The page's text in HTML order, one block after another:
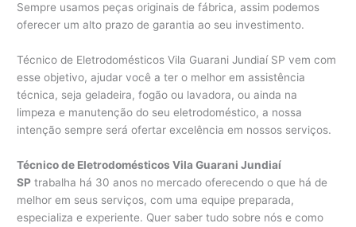
Sempre usamos peças originais de fábrica, assim podemos
oferecer um alto prazo de garantia ao seu investimento.
Técnico de Eletrodomésticos Vila Guarani Jundiaí SP vem com
esse objetivo, ajudar você a ter o melhor em assistência
técnica, seja geladeira, fogão ou lavadora, ou ainda na
limpeza e manutenção do seu eletrodoméstico, a nossa
intenção sempre será ofertar excelência em nossos serviços.
Técnico de Eletrodomésticos Vila Guarani Jundiaí
SP trabalha há 30 anos no mercado oferecendo o que há de
melhor em seus serviços, com uma equipe preparada,
especializa e experiente. Quer saber tudo sobre nós e como